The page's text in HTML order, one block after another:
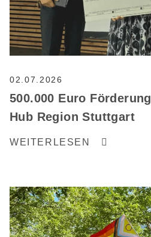
02.07.2026
500.000 Euro
Hub Region Stuttgart
WEITERLESEN